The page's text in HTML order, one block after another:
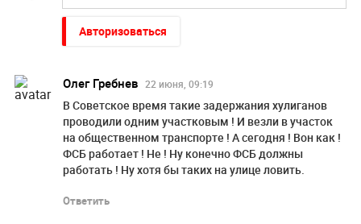
Авторизоваться
Олег Гребнев 22 июня, 09:19
В Советское время такие задержания хулиганов
проводили одним участковым ! И везли в участок
на общественном транспорте ! А сегодня ! Вон как !
ФСБ работает ! Не ! Ну конечно ФСБ должны
работать ! Ну хотя бы таких на улице ловить.
Ответить